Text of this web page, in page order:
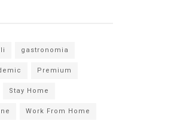
gastronomia
Premium
Stay Home
Work From Home